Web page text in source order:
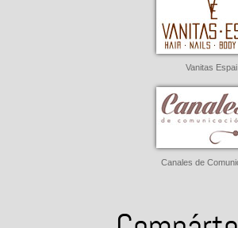
Vanitas Espai
Canales de